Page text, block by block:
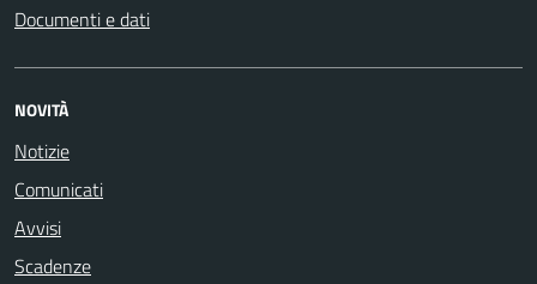
Documenti e dati
NOVITÀ
Notizie
Comunicati
Avvisi
Scadenze